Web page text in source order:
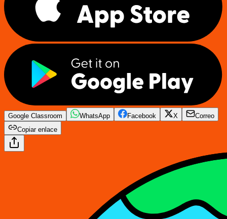
Google Classroom WhatsApp Facebook X
Correo
Copiar enlace